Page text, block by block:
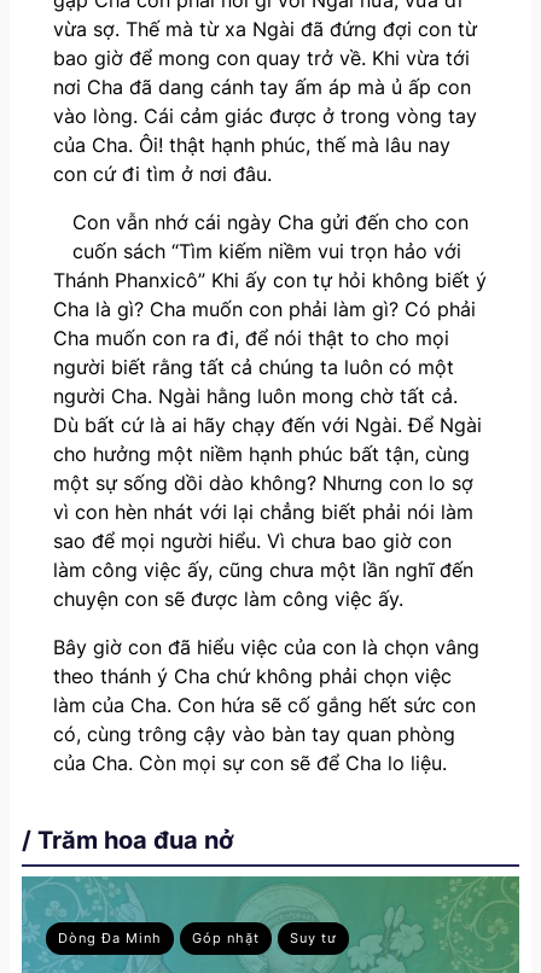
vừa sợ. Thế mà từ xa Ngài đã đứng đợi con từ
bao giờ để mong con quay trở về. Khi vừa tới
nơi Cha đã dang cánh tay ấm áp mà ủ ấp con
vào lòng. Cái cảm giác được ở trong vòng tay
của Cha. Ôi! thật hạnh phúc, thế mà lâu nay
con cứ đi tìm ở nơi đâu.
Con vẫn nhớ cái ngày Cha gửi đến cho con
cuốn sách “Tìm kiếm niềm vui trọn hảo với
Thánh Phanxicô” Khi ấy con tự hỏi không biết ý
Cha là gì? Cha muốn con phải làm gì? Có phải
Cha muốn con ra đi, để nói thật to cho mọi
người biết rằng tất cả chúng ta luôn có một
người Cha. Ngài hằng luôn mong chờ tất cả.
Dù bất cứ là ai hãy chạy đến với Ngài. Để Ngài
cho hưởng một niềm hạnh phúc bất tận, cùng
một sự sống dồi dào không? Nhưng con lo sợ
vì con hèn nhát với lại chẳng biết phải nói làm
sao để mọi người hiểu. Vì chưa bao giờ con
làm công việc ấy, cũng chưa một lần nghĩ đến
chuyện con sẽ được làm công việc ấy.
Bây giờ con đã hiểu việc của con là chọn vâng
theo thánh ý Cha chứ không phải chọn việc
làm của Cha. Con hứa sẽ cố gắng hết sức con
có, cùng trông cậy vào bàn tay quan phòng
của Cha. Còn mọi sự con sẽ để Cha lo liệu.
/ Trăm hoa đua nở
Dòng Đa Minh Góp nhặt Suy tư